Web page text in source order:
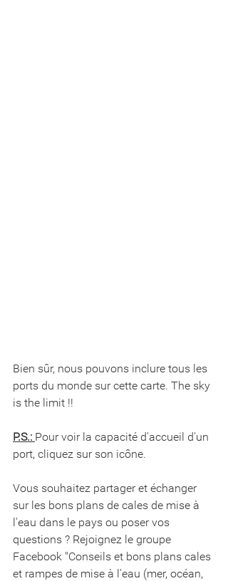
Bien sûr, nous pouvons inclure tous les
ports du monde sur cette carte. The sky
is the limit !!
P.S.: Pour voir la capacité d'accueil d'un
port, cliquez sur son icône.
Vous souhaitez partager et échanger
sur les bons plans de cales de mise à
l'eau dans le pays ou poser vos
questions ? Rejoignez le groupe
Facebook "Conseils et bons plans cales
et rampes de mise à l'eau (mer, océan,